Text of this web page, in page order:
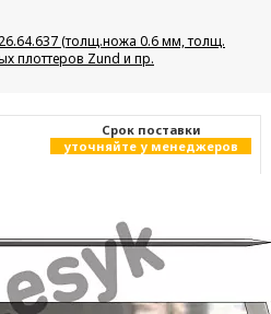
(толщ.ножа 0.6 мм, толщ.
плоттеров Zund и пр.
Cрок поставки
уточняйте у менеджеров